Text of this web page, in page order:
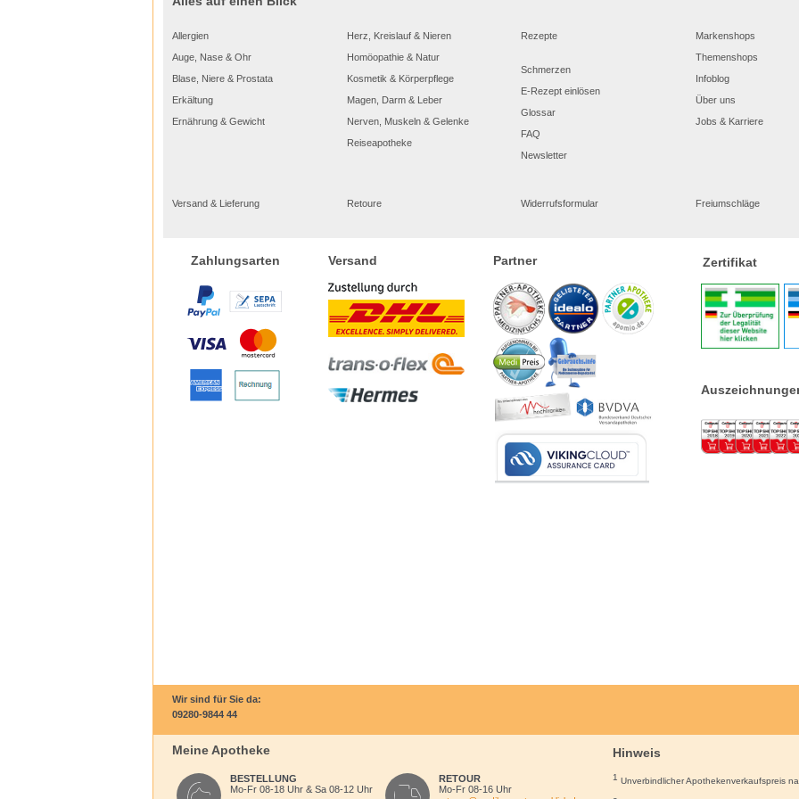
Allergien
Auge, Nase & Ohr
Blase, Niere & Prostata
Erkältung
Ernährung & Gewicht
Herz, Kreislauf & Nieren
Homöopathie & Natur
Kosmetik & Körperpflege
Magen, Darm & Leber
Nerven, Muskeln & Gelenke
Reiseapotheke
Rezepte
Schmerzen
E-Rezept einlösen
Glossar
FAQ
Newsletter
Markenshops
Themenshops
Infoblog
Über uns
Jobs & Karriere
Versand & Lieferung Retoure Widerrufsformular Freiumschläge
Zahlungsarten Versand Partner Zertifikat
Wir sind für Sie da:
09280-9844 44
Meine Apotheke
BESTELLUNG
Mo-Fr 08-18 Uhr & Sa 08-12 Uhr
RETOUR
Mo-Fr 08-16 Uhr
Hinweis
1 Unverbindlicher Apothekenverkaufspreis